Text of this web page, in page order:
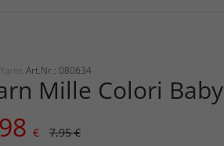
Art.Nr.: 080634
Mille Colori Baby
€ 7,95 €